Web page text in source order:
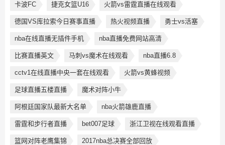
卡波FC 捷克女篮U16 火箭vs雷霆直播在线观看
德国VS库拉索今日赛事直播 热火视频直播 勇士vs活塞
nba在线直播无插件手机 nba直播免费网站高清
比赛直播英文 马刺vs魔术在线观看 nba直播6.8
cctv1在线直播中央一套在线观看 火箭vs黄蜂视频
足球直播五楼直播 魔术对阵小牛
阿根廷国家队最新大名单 nba火箭雄鹿直播
雷霆和步行者直播 bet007足球 浙江卫视在线观看直播
篮网对阵老鹰集锦 2017nba总决赛全部回放